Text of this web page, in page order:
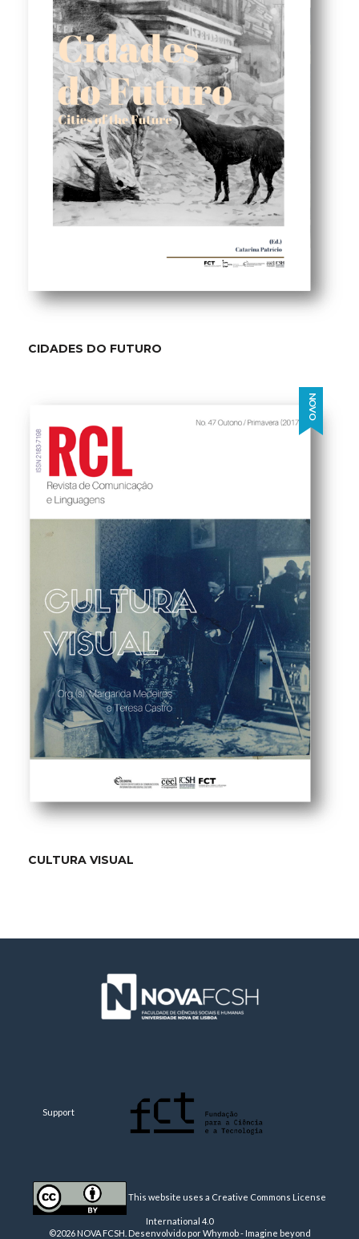
CIDADES DO FUTURO
NOVO
CULTURA VISUAL
Support
This website uses a Creative Commons License
International 4.0
©2026 NOVA FCSH. Desenvolvido porWhymob - Imagine beyond